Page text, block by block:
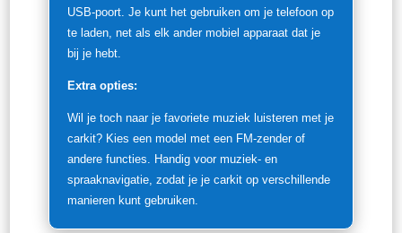
USB-poort. Je kunt het gebruiken om je telefoon op
te laden, net als elk ander mobiel apparaat dat je
bij je hebt.
Extra opties:
Wil je toch naar je favoriete muziek luisteren met je
carkit? Kies een model met een FM-zender of
andere functies. Handig voor muziek- en
spraaknavigatie, zodat je je carkit op verschillende
manieren kunt gebruiken.